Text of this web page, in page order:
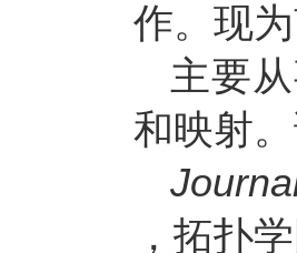
作。现
主要
和映射
，拓扑